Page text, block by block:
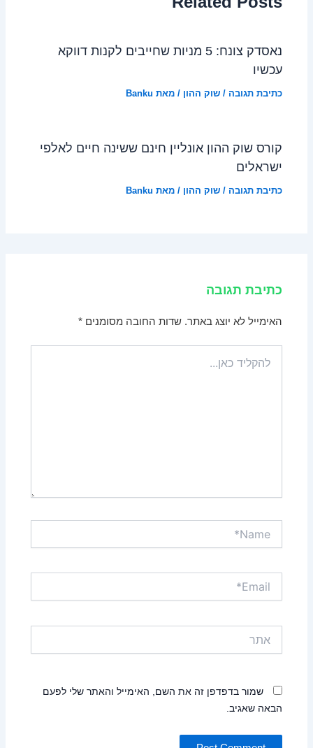
נאסדק צונח: 5 מניות שחייבים לקנות דווקא
עכשיו
כתיבת תגובה /שוק ההון / מאת Banku
קורס שוק ההון אונליין חינם ששינה חיים לאלפי
ישראלים
כתיבת תגובה /שוק ההון / מאת Banku
כתיבת תגובה
האימייל לא יוצג באתר. שדות החובה מסומנים*
כאן...
שמור בדפדפן זה את השם, האימייל והאתר שלי לפעם
הבאה שאגיב.